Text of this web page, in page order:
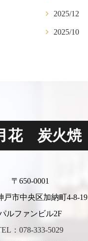
2025/12
2025/10
花 炭火焼
〒650-0001
戸市中央区加納町4-8-19
ルファンビル2F
：078-333-5029